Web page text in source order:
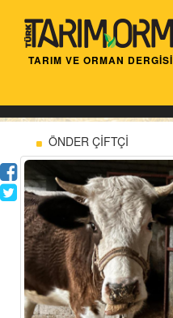
TARIM VE ORMAN DERGİSİ
ÖNDER ÇİFTÇİ